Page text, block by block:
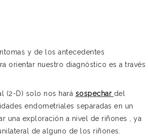
y de los antecedentes
orientar nuestro diagnóstico es a través
(2-D) solo nos hará sospechar del
endometriales separadas en un
una exploración a nivel de riñones , ya
de alguno de los riñones.